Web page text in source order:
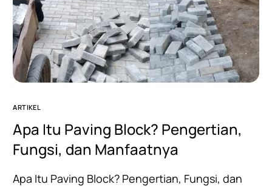
ARTIKEL
Apa Itu Paving Block? Pengertian,
Fungsi, dan Manfaatnya
Apa Itu Paving Block? Pengertian, Fungsi, dan